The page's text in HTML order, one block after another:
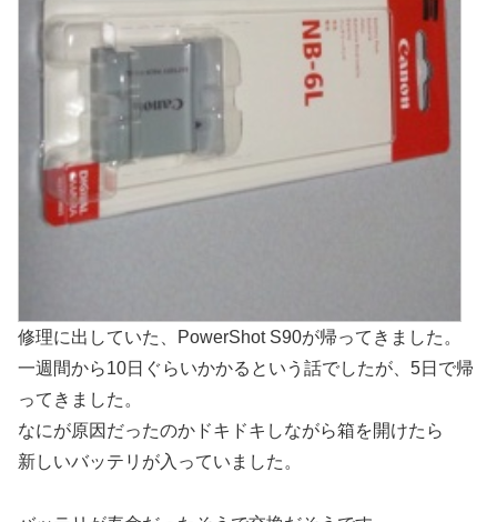
修理に出していた、PowerShot S90が帰ってきました。
一週間から10日ぐらいかかるという話でしたが、5日で帰
ってきました。
なにが原因だったのかドキドキしながら箱を開けたら
新しいバッテリが入っていました。